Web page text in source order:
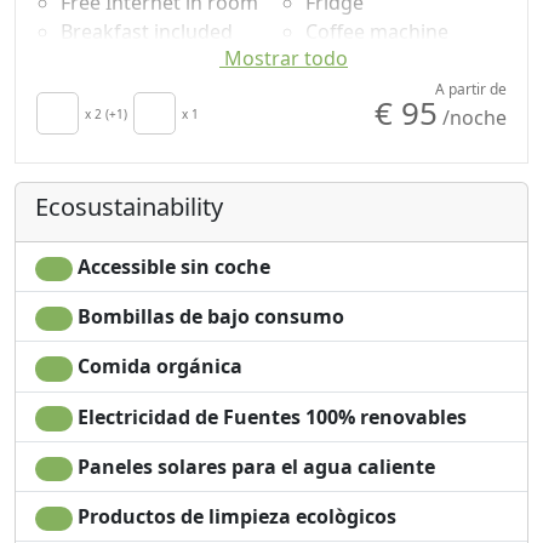
síganos en las redes sociales o contáctenos.
Breakfast included
Autonomous heating
secador de pelo
Towels
Sábanas
Cupboard or
Wardrobe
Desk
Coffee machine
Outdoor dining area
Champú sin plástico,
Garden
Garden view
Microwave
Mostrar todo
x 2 (+1) x 1
A partir de
€ 95 /noche
Ecosustainability
Accessible sin coche
Bombillas de bajo consumo
Comida orgánica
Electricidad de Fuentes 100% renovables
Paneles solares para el agua caliente
Productos de limpieza ecològicos